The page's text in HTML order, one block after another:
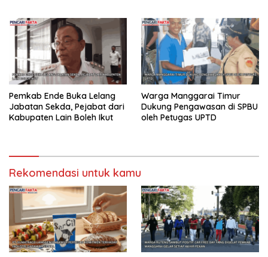
Pemkab Ende Buka Lelang
Jabatan Sekda, Pejabat dari
Kabupaten Lain Boleh Ikut
Warga Manggarai Timur
Dukung Pengawasan di SPBU
oleh Petugas UPTD
Rekomendasi untuk kamu